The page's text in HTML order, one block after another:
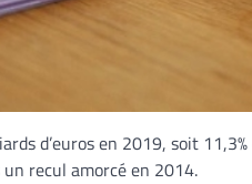
d’euros en 2019, soit
recul amorcé en 2014.